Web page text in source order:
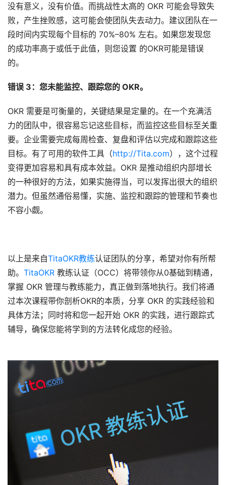
没有意义， 没有价值。 而挑战性太高的 OKR 可能会导致失
败，产生挫败感，这可能会使团队失去动力。建议团队在一
段时间内实现每个目标的 70%–80% 左右。如果您发现您
的成功率高于或低于此值，则您设置 的OKR可能是错误
的。
错误 3：您未能监控、跟踪您的 OKR。
OKR 需要是可衡量的，关键结果是定量的。在一个充满活
力的团队中，很容易忘记这些目标，而监控这些目标至关重
要。 企业需要完成每周检查、复盘和评估以完成和跟踪这些
目标。有了可用的软件工具（http://Tita.com），这个过程
变得更加容易和具有成本效益。OKR 是推动组织内部增长
的一种很好的方法，如果实施得当，可以发挥出很大的组织
潜力。但虽然通俗易懂，实施、监控和跟踪的管理和节奏也
不容小觑。
以上是来自TitaOKR教练认证团队的分享，希望对你有所帮
助。 TitaOKR 教练认证（OCC）将带领你从0基础到精通，
掌握 OKR 管理与教练能力，真正做到落地执行。我们将通
过本次课程带你剖析OKR的本质，分享 OKR 的实践经验和
具体方法；同时将和您一起开始 OKR 的实践，进行跟踪式
辅导，确保您能将学到的方法转化成您的经验。